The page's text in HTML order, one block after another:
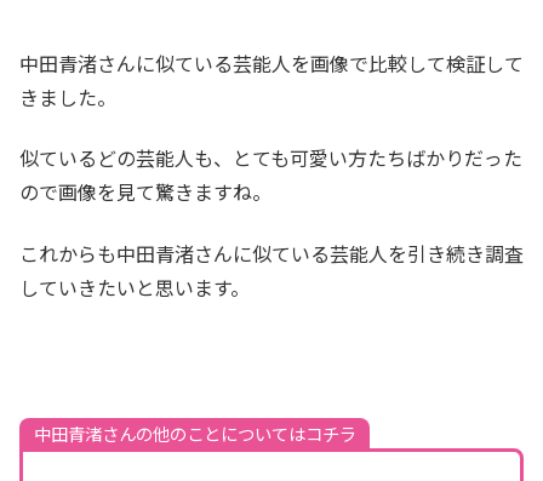
中田青渚さんに似ている芸能人を画像で比較して検証して
きました。
似ているどの芸能人も、とても可愛い方たちばかりだった
ので画像を見て驚きますね。
これからも中田青渚さんに似ている芸能人を引き続き調査
していきたいと思います。
中田青渚さんの他のことについてはコチラ